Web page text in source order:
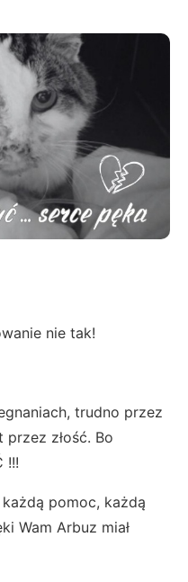
nie tak!
trudno przez
przez złość. Bo
!!!
pomoc, każdą
Wam Arbuz miał